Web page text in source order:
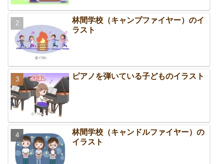
林間学校（キャンプファイヤー）のイ
ラスト
ピアノを弾いている子どものイラスト
林間学校（キャンドルファイヤー）の
イラスト